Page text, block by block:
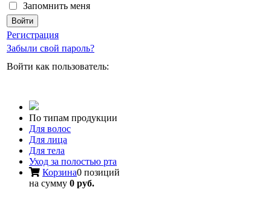
Запомнить меня
Регистрация
Забыли свой пароль?
Войти как пользователь:
По типам продукции
Для волос
Для лица
Для тела
Уход за полостью рта
Корзина0 позиций
на сумму 0 руб.